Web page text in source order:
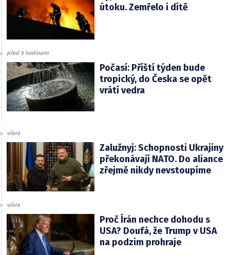
útoku. Zemřelo i dítě
před 9 hodinami
Počasí: Příští týden bude
tropický, do Česka se opět
vrátí vedra
včera
Zalužnyj: Schopnosti Ukrajiny
překonávají NATO. Do aliance
zřejmě nikdy nevstoupíme
včera
Proč Írán nechce dohodu s
USA? Doufá, že Trump v USA
na podzim prohraje